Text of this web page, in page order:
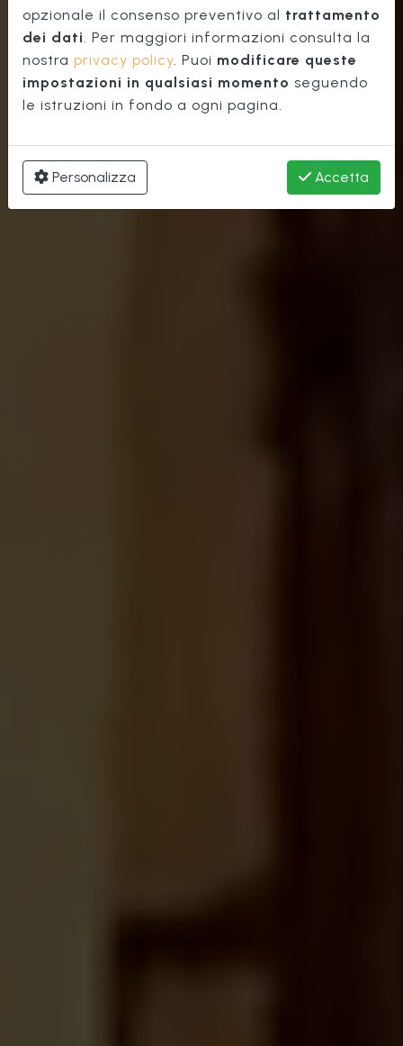
opzionale il consenso preventivo al trattamento
dei dati. Per maggiori informazioni consulta la
nostra privacy policy. Puoi modificare queste
impostazioni in qualsiasi momento seguendo
le istruzioni in fondo a ogni pagina.
Personalizza Accetta